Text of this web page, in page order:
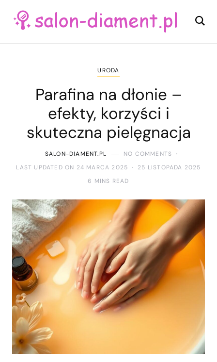
URODA
Parafina na dłonie –
efekty, korzyści i
skuteczna pielęgnacja
SALON-DIAMENT.PL
NO COMMENTS
LAST UPDATED ON 24 MARCA 2025
25 LISTOPADA 2025
6 MINS READ